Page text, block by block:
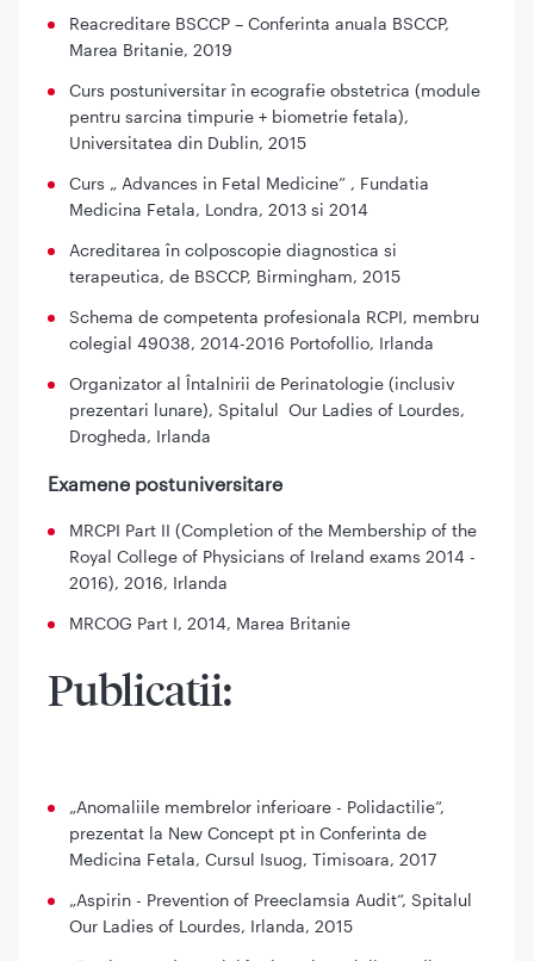
Reacreditare BSCCP – Conferinta anuala BSCCP,
Marea Britanie, 2019
Curs postuniversitar în ecografie obstetrica (module
pentru sarcina timpurie + biometrie fetala),
Universitatea din Dublin, 2015
Curs „ Advances in Fetal Medicine” , Fundatia
Medicina Fetala, Londra, 2013 si 2014
Acreditarea în colposcopie diagnostica si
terapeutica, de BSCCP, Birmingham, 2015
Schema de competenta profesionala RCPI, membru
colegial 49038, 2014-2016 Portofollio, Irlanda
Organizator al Întalnirii de Perinatologie (inclusiv
prezentari lunare), Spitalul Our Ladies of Lourdes,
Drogheda, Irlanda
Examene postuniversitare
MRCPI Part II (Completion of the Membership of the
Royal College of Physicians of Ireland exams 2014 -
2016), 2016, Irlanda
MRCOG Part I, 2014, Marea Britanie
Publicatii:
„Anomaliile membrelor inferioare - Polidactilie“,
prezentat la New Concept pt in Conferinta de
Medicina Fetala, Cursul Isuog, Timisoara, 2017
„Aspirin - Prevention of Preeclamsia Audit“, Spitalul
Our Ladies of Lourdes, Irlanda, 2015